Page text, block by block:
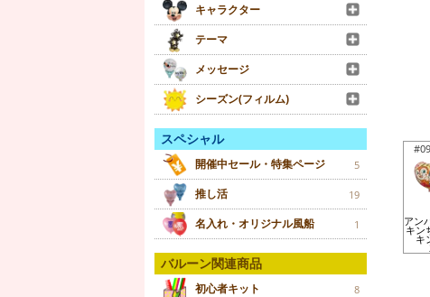
キャラクター
テーマ
メッセージ
シーズン(フィルム)
スペシャル
開催中セール・特集ページ 5
推し活 19
名入れ・オリジナル風船 1
バルーン関連商品
初心者キット 8
アン
キン
キ